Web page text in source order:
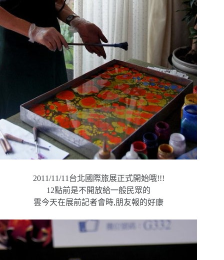
‎2011/11/11台北國際旅展正式開始哦!!!
12點前是不開放給一般民眾的
雲今天在展前記者會時,朋友報的好康